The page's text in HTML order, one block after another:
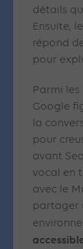
détails
Ensuite,
répond
pour
Parmi
Google
la
pour
avant
vocal en
avec le
partager